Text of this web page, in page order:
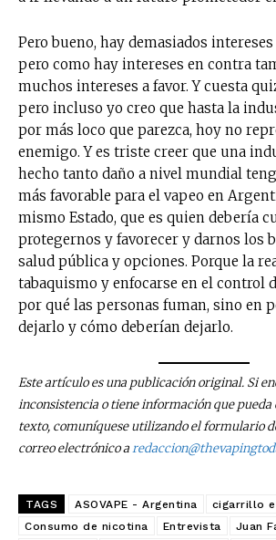
Pero bueno, hay demasiados
pero como hay intereses en contra
muchos intereses a favor. Y cuesta
pero incluso yo creo que hasta la
por más loco que parezca, hoy no
enemigo. Y es triste creer que una
hecho tanto daño a nivel mundial
más favorable para el vapeo en
mismo Estado, que es quien debería
protegernos y favorecer y darnos los
salud pública y opciones. Porque la
tabaquismo y enfocarse en el control
por qué las personas fuman, sino en
dejarlo y cómo deberían dejarlo.
Este artículo es una publicación original. Si
inconsistencia o tiene información que
texto, comuníquese utilizando el formulario
correo electrónico a
TAGS ASOVAPE - Argentina
cigarrillo
Consumo de nicotina
Entrevista
Juan